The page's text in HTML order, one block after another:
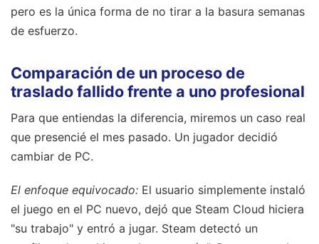
pero es la única forma de no tirar a la basura semanas
de esfuerzo.
Comparación de un proceso de
traslado fallido frente a uno profesional
Para que entiendas la diferencia, miremos un caso real
que presencié el mes pasado. Un jugador decidió
cambiar de PC.
El enfoque equivocado: El usuario simplemente instaló
el juego en el PC nuevo, dejó que Steam Cloud hiciera
"su trabajo" y entró a jugar. Steam detectó un